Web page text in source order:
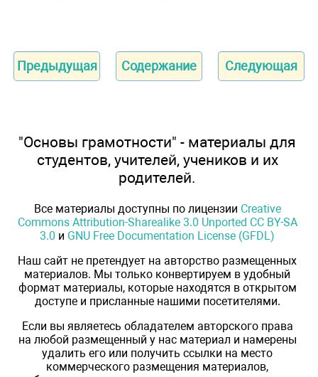
Предыдущая Содержание Следующая
"Основы грамотности" - материалы для
студентов, учителей, учеников и их
родителей.
Все материалы доступны по лицензии Creative
Commons Attribution-Sharealike 3.0 Unported CC BY-SA
3.0 и GNU Free Documentation License (GFDL)
Наш сайт не претендует на авторство размещенных
материалов. Мы только конвертируем в удобный
формат материалы, которые находятся в открытом
доступе и присланные нашими посетителями.
Если вы являетесь обладателем авторского права
на любой размещенный у нас материал и намерены
удалить его или получить ссылки на место
коммерческого размещения материалов,